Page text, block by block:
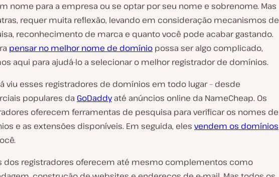
nome para a empresa ou se optar por seu nome e sobrenome. Mas
requer muita reflexão, levando em consideração mecanismos de
reconhecimento de marca e quanto você pode acabar gastando.
pensar no melhor nome de domínio possa ser algo complicado,
aqui para ajudá-lo a selecionar o melhor registrador de domínios.
viu esses registradores de domínios em todo lugar – desde
populares da GoDaddyaté anúncios online da NameCheap. Os
oferecem ferramentas de pesquisa para verificar os nomes de
e as extensões disponíveis. Em seguida, eles vendem os domínios
dos registradores oferecem até mesmo complementos como